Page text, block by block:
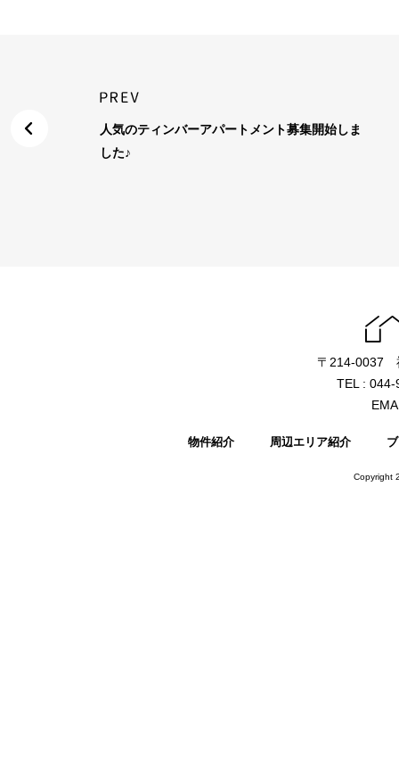
人気のティンバーアパートメント募集開始しま
した♪
〒214-0037
TEL :
物件紹介 周辺エリア紹介
Copyright